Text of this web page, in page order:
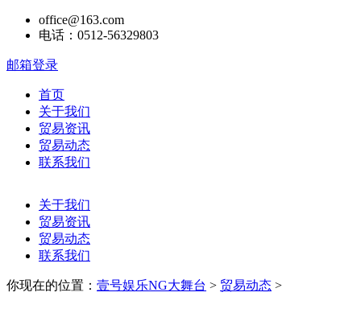
office@163.com
电话：0512-56329803
邮箱登录
首页
关于我们
贸易资讯
贸易动态
联系我们
关于我们
贸易资讯
贸易动态
联系我们
你现在的位置： 壹号娱乐NG大舞台 > 贸易动态 >